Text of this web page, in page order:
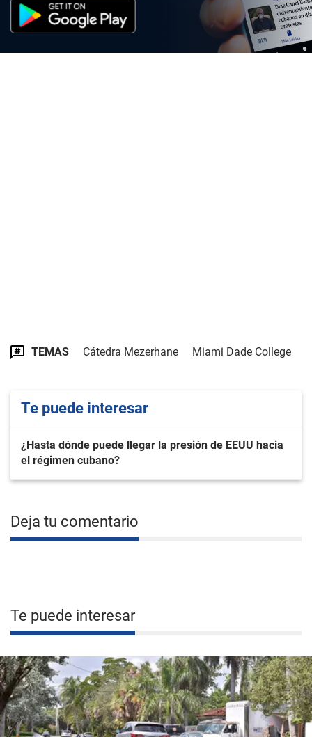
TEMAS Cátedra Mezerhane Miami Dade College
Te puede interesar
¿Hasta dónde puede llegar la presión de EEUU hacia
el régimen cubano?
Deja tu comentario
Te puede interesar